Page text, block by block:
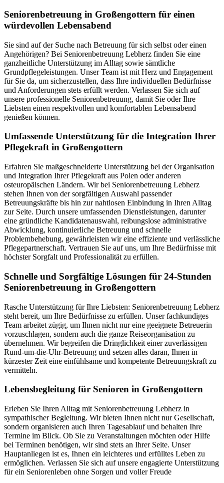
Senioren­betreuung in Großengottern für einen
würdevollen Lebensabend
Sie sind auf der Suche nach Betreuung für sich selbst oder einen
Angehörigen? Bei Seniorenbetreuung Lebherz finden Sie eine
ganzheitliche Unterstützung im Alltag sowie sämtliche
Grundpflegeleistungen. Unser Team ist mit Herz und Engagement
für Sie da, um sicherzustellen, dass Ihre individuellen Bedürfnisse
und Anforderungen stets erfüllt werden. Verlassen Sie sich auf
unsere professionelle Seniorenbetreuung, damit Sie oder Ihre
Liebsten einen respektvollen und komfortablen Lebensabend
genießen können.
Umfassende Unterstützung für die Integration Ihrer
Pflegekraft in Großengottern
Erfahren Sie maßgeschneiderte Unterstützung bei der Organisation
und Integration Ihrer Pflegekraft aus Polen oder anderen
osteuropäischen Ländern. Wir bei Seniorenbetreuung Lebherz
stehen Ihnen von der sorgfältigen Auswahl passender
Betreuungskräfte bis hin zur nahtlosen Einbindung in Ihren Alltag
zur Seite. Durch unsere umfassenden Dienstleistungen, darunter
eine gründliche Kandidatenauswahl, reibungslose administrative
Abwicklung, kontinuierliche Betreuung und schnelle
Problembehebung, gewährleisten wir eine effiziente und verlässliche
Pflegepartnerschaft. Vertrauen Sie auf uns, um Ihre Bedürfnisse mit
höchster Sorgfalt und Professionalität zu erfüllen.
Schnelle und Sorgfältige Lösungen für 24-Stunden
Seniorenbetreuung in Großengottern
Rasche Unterstützung für Ihre Liebsten: Seniorenbetreuung Lebherz
steht bereit, um Ihre Bedürfnisse zu erfüllen. Unser fachkundiges
Team arbeitet zügig, um Ihnen nicht nur eine geeignete Betreuerin
vorzuschlagen, sondern auch die ganze Reiseorganisation zu
übernehmen. Wir begreifen die Dringlichkeit einer zuverlässigen
Rund-um-die-Uhr-Betreuung und setzen alles daran, Ihnen in
kürzester Zeit eine einfühlsame und kompetente Betreuungskraft zu
vermitteln.
Lebensbegleitung für Senioren in Großengottern
Erleben Sie Ihren Alltag mit Seniorenbetreuung Lebherz in
sympathischer Begleitung. Wir bieten Ihnen nicht nur Gesellschaft,
sondern organisieren auch Ihren Tagesablauf und behalten Ihre
Termine im Blick. Ob Sie zu Veranstaltungen möchten oder Hilfe
bei Terminen benötigen, wir sind stets an Ihrer Seite. Unser
Hauptanliegen ist es, Ihnen ein leichteres und erfülltes Leben zu
ermöglichen. Verlassen Sie sich auf unsere engagierte Unterstützung
für ein Seniorenleben ohne Sorgen und voller Freude